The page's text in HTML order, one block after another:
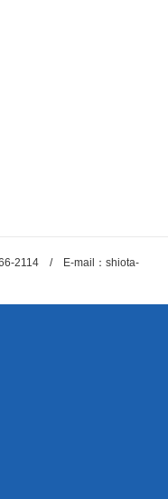
2114 / E-mail：shiota-